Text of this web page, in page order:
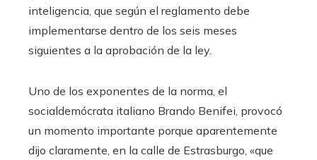
inteligencia, que según el reglamento debe
implementarse dentro de los seis meses
siguientes a la aprobación de la ley.
Uno de los exponentes de la norma, el
socialdemócrata italiano Brando Benifei, provocó
un momento importante porque aparentemente
dijo claramente, en la calle de Estrasburgo, «que